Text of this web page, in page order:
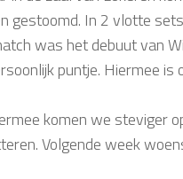
gestoomd. In 2 vlotte
was het debuut van
puntje. Hiermee is
komen we steviger
Volgende week